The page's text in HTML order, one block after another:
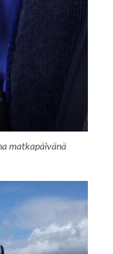
matkapäivänä